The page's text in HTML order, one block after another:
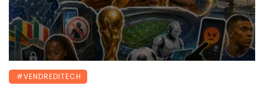
#VENDREDITECH